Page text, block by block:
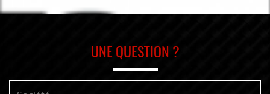
UNE QUESTION ?